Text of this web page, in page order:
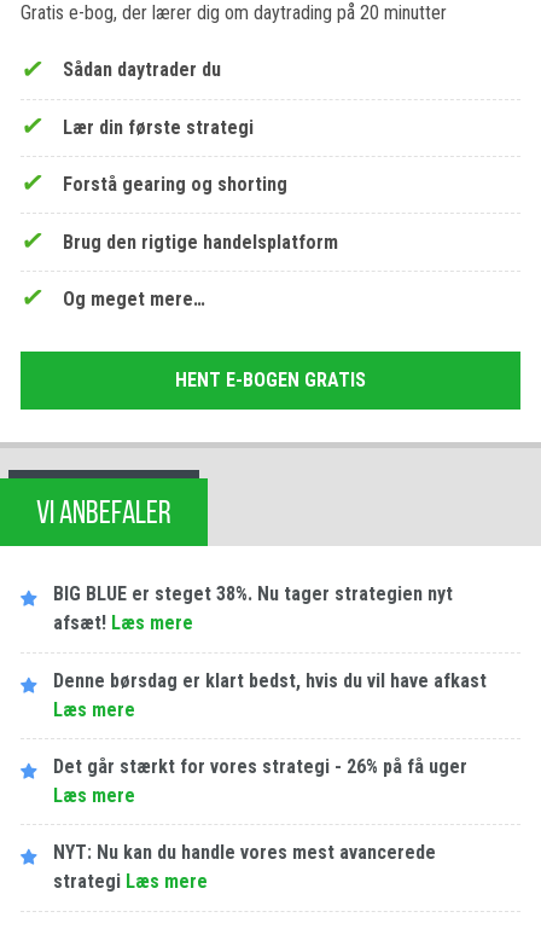
Gratis e-bog, der lærer dig om daytrading på 20 minutter
Sådan daytrader du
Lær din første strategi
Forstå gearing og shorting
Brug den rigtige handelsplatform
Og meget mere…
HENT E-BOGEN GRATIS
VI ANBEFALER
BIG BLUE er steget 38%. Nu tager strategien nyt
afsæt! Læs mere
Denne børsdag er klart bedst, hvis du vil have afkast
Læs mere
Det går stærkt for vores strategi - 26% på få uger
Læs mere
NYT: Nu kan du handle vores mest avancerede
strategi Læs mere